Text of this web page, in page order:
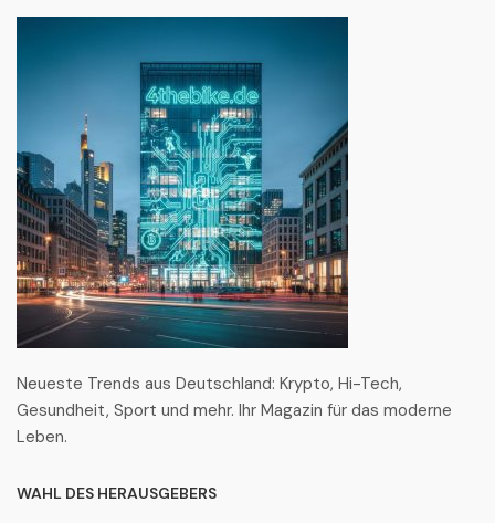
Neueste Trends aus Deutschland: Krypto, Hi-Tech,
Gesundheit, Sport und mehr. Ihr Magazin für das moderne
Leben.
WAHL DES HERAUSGEBERS